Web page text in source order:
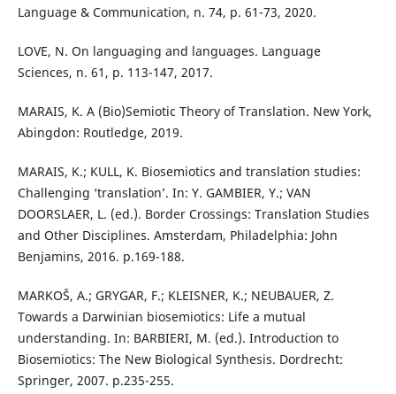
Language & Communication, n. 74, p. 61-73, 2020.
LOVE, N. On languaging and languages. Language
Sciences, n. 61, p. 113-147, 2017.
MARAIS, K. A (Bio)Semiotic Theory of Translation. New York,
Abingdon: Routledge, 2019.
MARAIS, K.; KULL, K. Biosemiotics and translation studies:
Challenging ‘translation’. In: Y. GAMBIER, Y.; VAN
DOORSLAER, L. (ed.). Border Crossings: Translation Studies
and Other Disciplines. Amsterdam, Philadelphia: John
Benjamins, 2016. p.169-188.
MARKOŠ, A.; GRYGAR, F.; KLEISNER, K.; NEUBAUER, Z.
Towards a Darwinian biosemiotics: Life a mutual
understanding. In: BARBIERI, M. (ed.). Introduction to
Biosemiotics: The New Biological Synthesis. Dordrecht:
Springer, 2007. p.235-255.